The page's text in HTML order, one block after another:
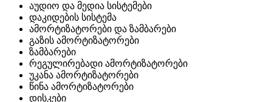
აუდიო და მედია სისტემები
დაკიდების სისტემა
ამორტიზატორები და ზამბარები
გაზის ამორტიზატორები
ზამბარები
რეგულირებადი ამორტიზატორები
უკანა ამორტიზატორები
წინა ამორტიზატორები
დისკები